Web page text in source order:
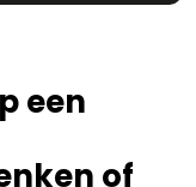
een
of